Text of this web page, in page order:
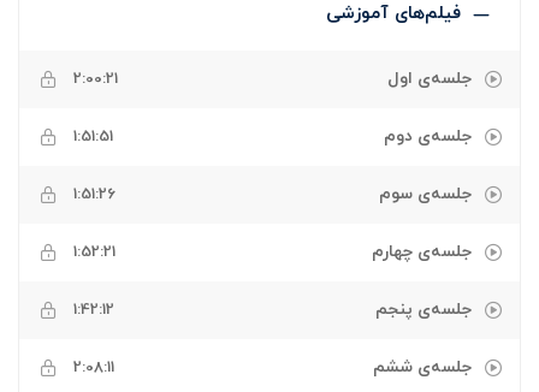
فیلم‌های آموزشی
جلسه‌ی اول 2:00:21
جلسه‌ی دوم 1:51:51
جلسه‌ی سوم 1:51:26
جلسه‌ی چهارم 1:52:21
جلسه‌ی پنجم 1:42:12
جلسه‌ی ششم 2:08:11